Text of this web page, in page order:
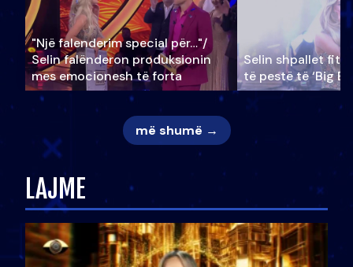
"Një falenderim special për…"/
Selin falënderon produksionin
mes emocionesh të forta
Selin shpallet
të pestë të ‘Big
më shumë →
LAJME